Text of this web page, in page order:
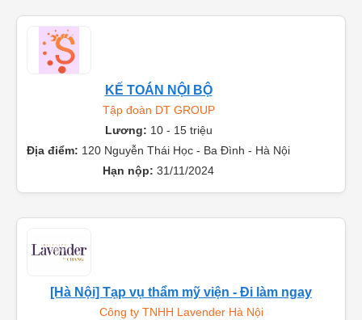
KẾ TOÁN NỘI BỘ
Tập đoàn DT GROUP
Lương: 10 - 15 triệu
Địa điểm: 120 Nguyễn Thái Học - Ba Đình - Hà Nội
Hạn nộp: 31/11/2024
[Hà Nội] Tạp vụ thẩm mỹ viện - Đi làm ngay
Công ty TNHH Lavender Hà Nội